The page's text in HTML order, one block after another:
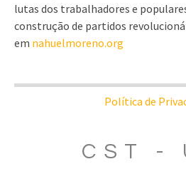
lutas dos trabalhadores e
construção de partidos
em nahuelmoreno.org
Política de
CST -